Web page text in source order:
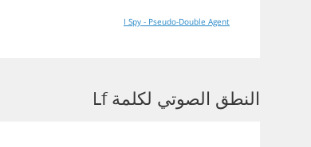
I Spy - Pseudo-Double Agent
النطق الصوتي لكلمة Lf